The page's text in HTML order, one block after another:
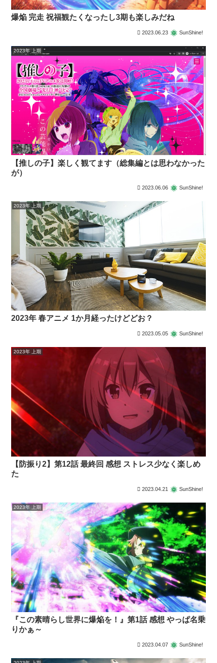
爆焔 完走 祝福観たくなったし3期も楽しみだね
2023.06.23 SunShine!
2023年 上期
【推しの子】楽しく観てます（総集編とは思わなかった
が）
2023.06.06 SunShine!
2023年 上期
2023年 春アニメ 1か月経ったけどどお？
2023.05.05 SunShine!
2023年 上期
【防振り2】第12話 最終回 感想 ストレス少なく楽しめ
た
2023.04.21 SunShine!
2023年 上期
『この素晴らし世界に爆焔を！』第1話 感想 やっぱ名乗
りかぁ～
2023.04.07 SunShine!